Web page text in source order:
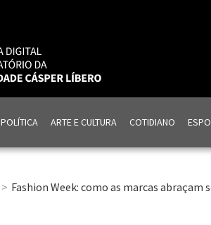
POLÍTICA ARTE E CULTURA COTIDIANO
Fashion Week: como as marcas